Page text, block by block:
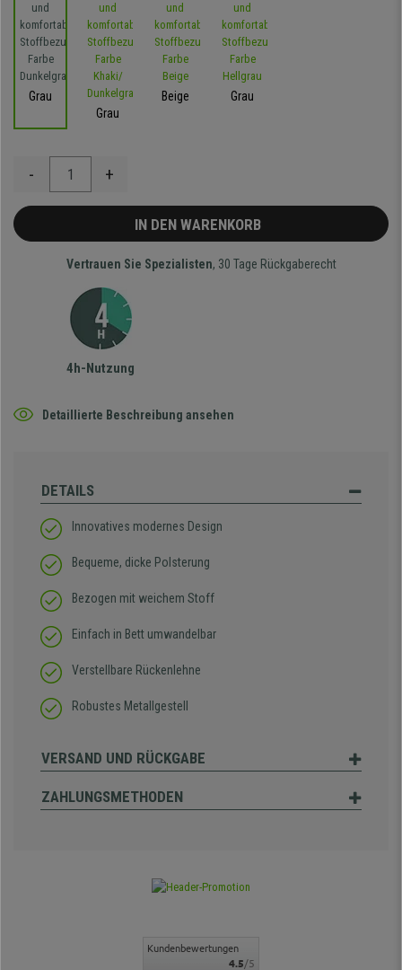
Grau
Grau
Beige Grau
- +
IN DEN WARENKORB
Vertrauen Sie Spezialisten, 30 Tage Rückgaberecht
4h-Nutzung
Detaillierte Beschreibung ansehen
DETAILS
Innovatives modernes Design
Bequeme, dicke Polsterung
Bezogen mit weichem Stoff
Einfach in Bett umwandelbar
Verstellbare Rückenlehne
Robustes Metallgestell
VERSAND UND RÜCKGABE
ZAHLUNGSMETHODEN
Kundenbewertungen
4.5/5